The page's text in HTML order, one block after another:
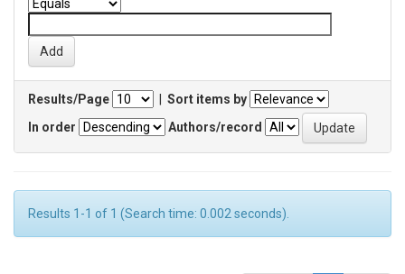
Results/Page
Sort items by
In order
Authors/record
Results 1-1 of 1 (Search time: 0.002 seconds).